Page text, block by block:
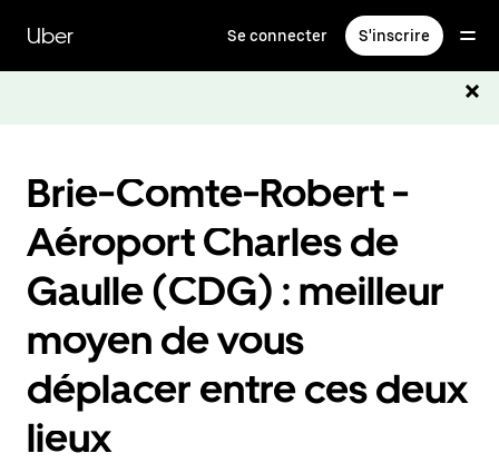
contenu
principal
Uber Se connecter S'inscrire
Brie-Comte-Robert -
Aéroport Charles de
Gaulle (CDG) : meilleur
moyen de vous
déplacer entre ces deux
lieux